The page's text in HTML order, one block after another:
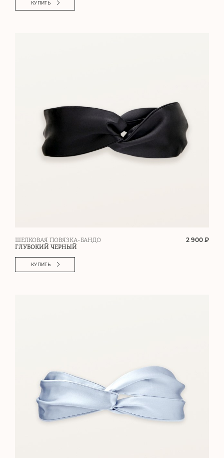
КУПИТЬ
ШЕЛКОВАЯ ПОВЯЗКА-БАНДО
ГЛУБОКИЙ ЧЕРНЫЙ
2 900 ₽
КУПИТЬ